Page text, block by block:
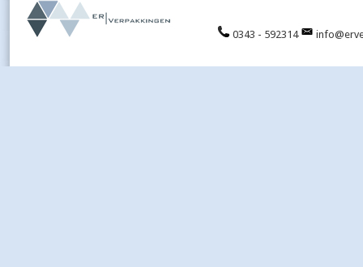
0343 - 592314